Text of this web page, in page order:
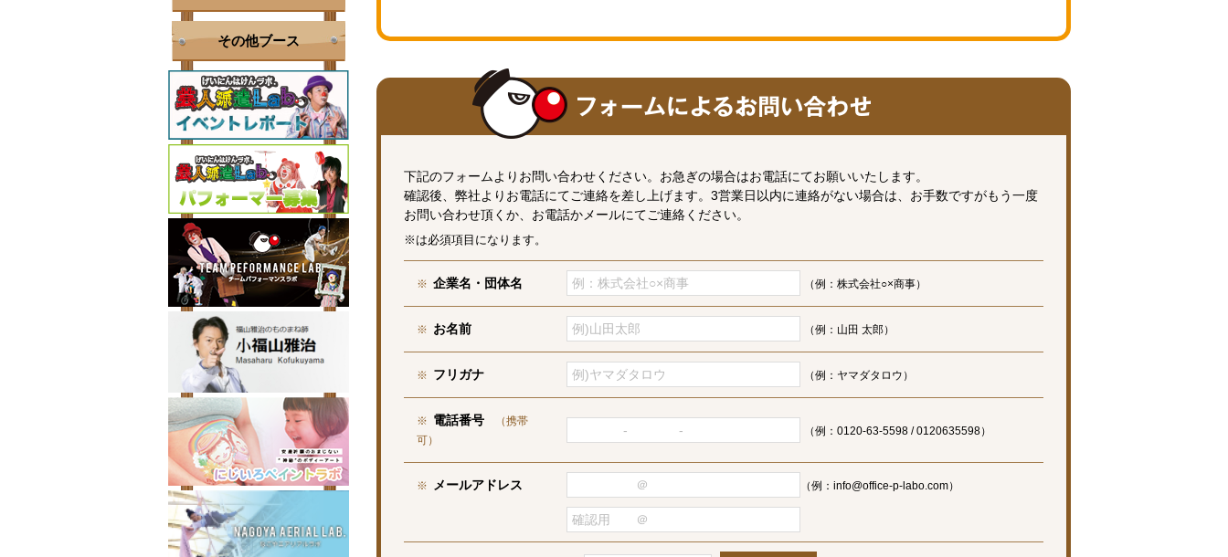
下記のフォームよりお問い合わせください。お急ぎの場合はお電話にてお願いいたします。
確認後、弊社よりお電話にてご連絡を差し上げます。3営業日以内に連絡がない場合は、お手数ですがもう一度
お問い合わせ頂くか、お電話かメールにてご連絡ください。
※は必須項目になります。
※ 企業名・団体名 （例：株式会社○×商事）
※ お名前 （例：山田 太郎）
※ フリガナ （例：ヤマダタロウ）
※ 電話番号 （携帯
可）
（例：0120-63-5598 / 0120635598）
※ メールアドレス （例：info@office-p-labo.com）
その他ブース